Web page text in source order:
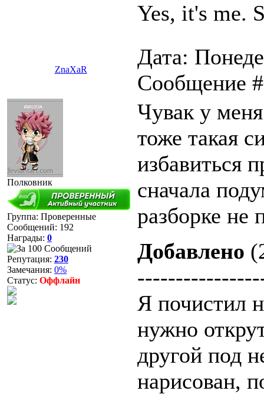
Yes, it's me.
ZnaXaR
Дата:
Сообщение
Полковник
Группа: Проверенные
Сообщений: 192
Награды: 0
Репутация: 230
Замечания: 0%
Статус: Оффлайн
Чувак у
тоже такая
избавиться
сначала
разборке не
Добавлено
Я почистил
нужно
другой под
нарисован,